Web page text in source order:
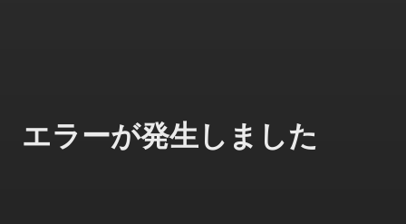
エラーが発生しました